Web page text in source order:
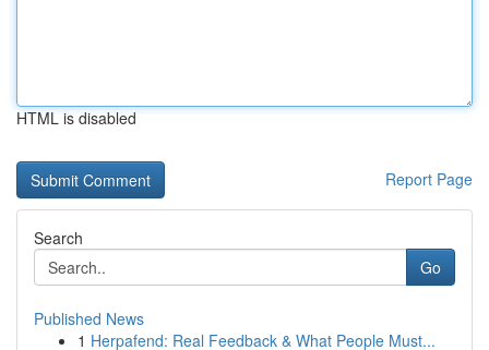
HTML is disabled
Report Page
Search
Go
Published News
1 Herpafend: Real Feedback & What People Must...